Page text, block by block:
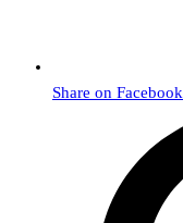
Share on Facebook